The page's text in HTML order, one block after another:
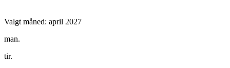
Valgt måned: april 2027
man.
tir.